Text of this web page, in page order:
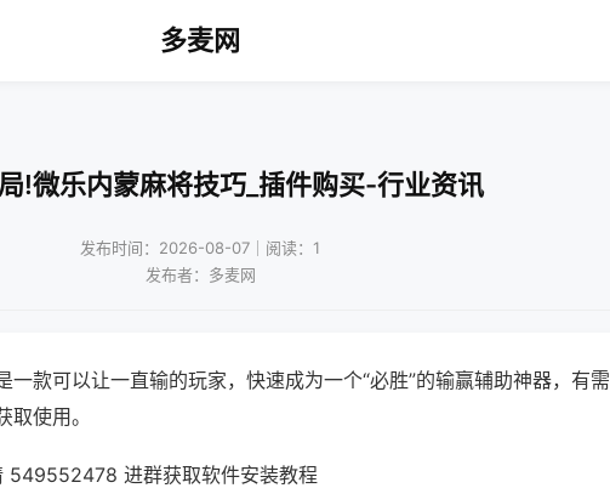
多麦网
!微乐内蒙麻将技巧_插件购买-行业资讯
发布时间：2026-08-07｜阅读：1
发布者：多麦网
一款可以让一直输的玩家，快速成为一个“必胜”的输赢辅助神器，有需
使用。
549552478 进群获取软件安装教程